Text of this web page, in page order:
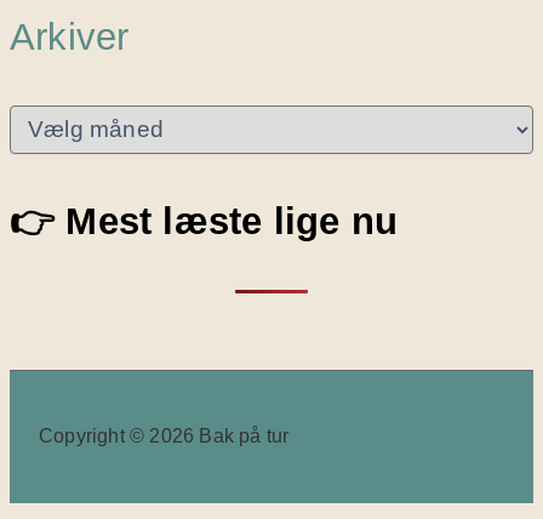
Arkiver
v
e
👉 Mest læste lige nu
Copyright © 2026 Bak på tur